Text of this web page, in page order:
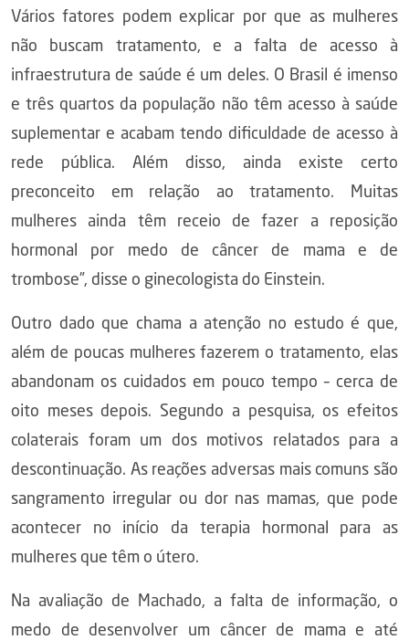
Vários fatores podem explicar por que as mulheres
não buscam tratamento, e a falta de acesso à
infraestrutura de saúde é um deles. O Brasil é imenso
e três quartos da população não têm acesso à saúde
suplementar e acabam tendo dificuldade de acesso à
rede pública. Além disso, ainda existe certo
preconceito em relação ao tratamento. Muitas
mulheres ainda têm receio de fazer a reposição
hormonal por medo de câncer de mama e de
trombose”, disse o ginecologista do Einstein.
Outro dado que chama a atenção no estudo é que,
além de poucas mulheres fazerem o tratamento, elas
abandonam os cuidados em pouco tempo – cerca de
oito meses depois. Segundo a pesquisa, os efeitos
colaterais foram um dos motivos relatados para a
descontinuação. As reações adversas mais comuns são
sangramento irregular ou dor nas mamas, que pode
acontecer no início da terapia hormonal para as
mulheres que têm o útero.
Na avaliação de Machado, a falta de informação, o
medo de desenvolver um câncer de mama e até